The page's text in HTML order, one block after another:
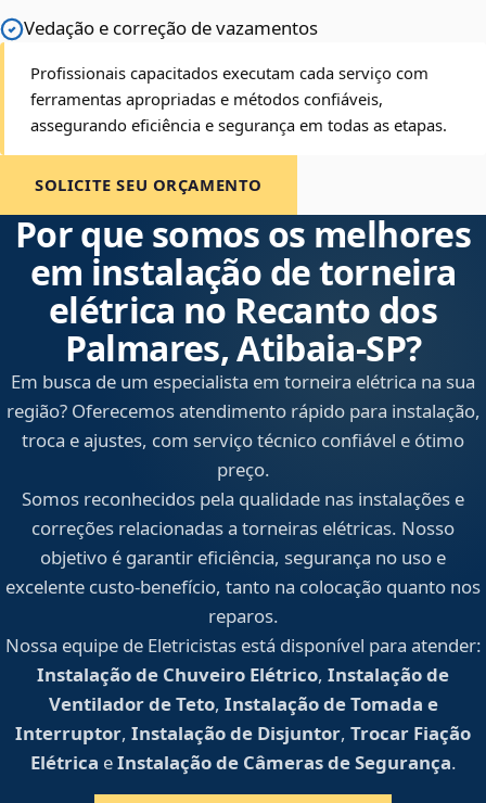
Vedação e correção de vazamentos
Profissionais capacitados executam cada serviço com
ferramentas apropriadas e métodos confiáveis,
assegurando eficiência e segurança em todas as etapas.
SOLICITE SEU ORÇAMENTO
Por que somos os melhores
em instalação de torneira
elétrica no Recanto dos
Palmares, Atibaia‑SP?
Em busca de um especialista em torneira elétrica na sua
região? Oferecemos atendimento rápido para instalação,
troca e ajustes, com serviço técnico confiável e ótimo
preço.
Somos reconhecidos pela qualidade nas instalações e
correções relacionadas a torneiras elétricas. Nosso
objetivo é garantir eficiência, segurança no uso e
excelente custo-benefício, tanto na colocação quanto nos
reparos.
Nossa equipe de Eletricistas está disponível para atender:
Instalação de Chuveiro Elétrico, Instalação de
Ventilador de Teto, Instalação de Tomada e
Interruptor, Instalação de Disjuntor, Trocar Fiação
Elétrica eInstalação de Câmeras de Segurança.